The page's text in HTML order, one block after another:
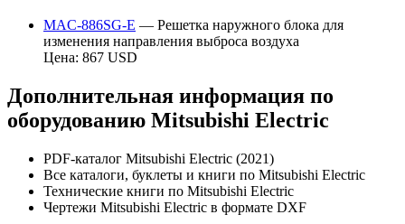
MAC-886SG-E — Решетка наружного блока для
изменения направления выброса воздуха
Цена: 867 USD
Дополнительная информация по
оборудованию Mitsubishi Electric
PDF-каталог Mitsubishi Electric (2021)
Все каталоги, буклеты и книги по Mitsubishi Electric
Технические книги по Mitsubishi Electric
Чертежи Mitsubishi Electric в формате DXF